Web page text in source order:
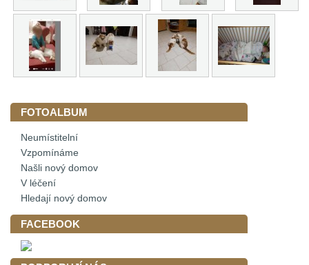
FOTOALBUM
Neumístitelní
Vzpomínáme
Našli nový domov
V léčení
Hledají nový domov
FACEBOOK